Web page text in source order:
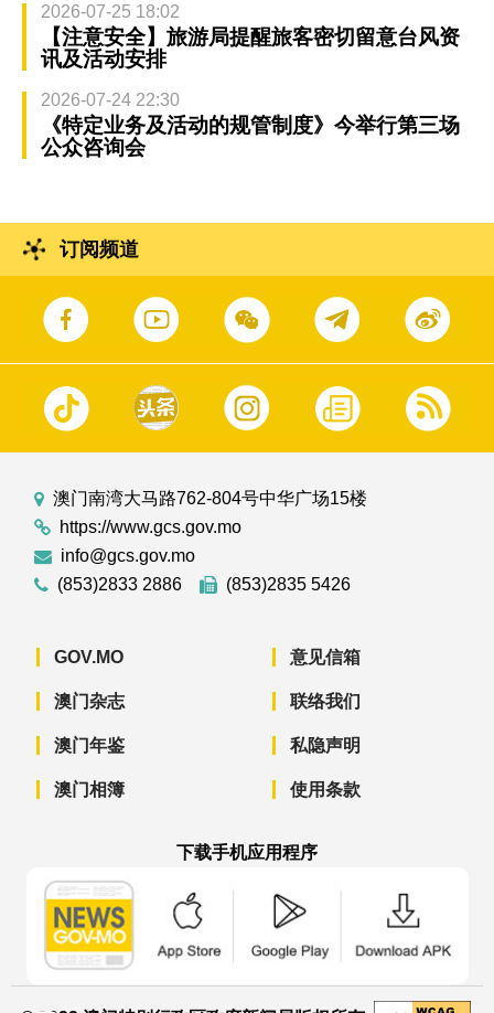
2026-07-25 18:02
【注意安全】旅游局提醒旅客密切留意台风资
讯及活动安排
2026-07-24 22:30
《特定业务及活动的规管制度》今举行第三场
公众咨询会
订阅频道
澳门南湾大马路762-804号中华广场15楼
https://www.gcs.gov.mo
info@gcs.gov.mo
(853)2833 2886
(853)2835 5426
GOV.MO
澳门杂志
澳门年鉴
澳门相簿
意见信箱
联络我们
私隐声明
使用条款
下载手机应用程序